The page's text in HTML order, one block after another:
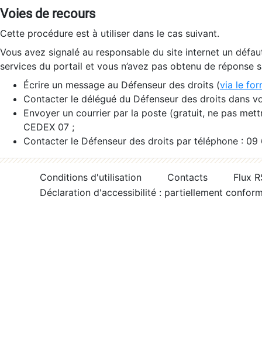
Voies de recours
Cette procédure est à utiliser dans le cas suivant.
Vous avez signalé au responsable du site internet un
services du portail et vous n’avez pas obtenu de réponse
Écrire un message au Défenseur des droits (via le
Contacter le délégué du Défenseur des droits dans
Envoyer un courrier par la poste (gratuit, ne pas
CEDEX 07 ;
Contacter le Défenseur des droits par téléphone :
Conditions d'utilisation Contacts
Flux
Déclaration d'accessibilité : partiellement